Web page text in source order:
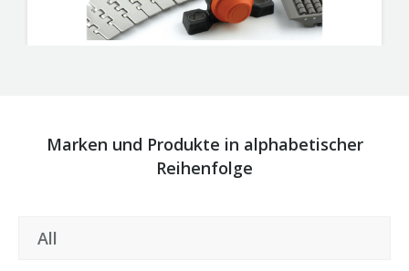
Marken und Produkte in alphabetischer
Reihenfolge
All